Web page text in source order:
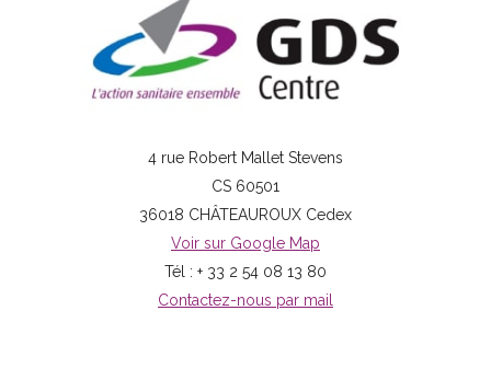
4 rue Robert Mallet Stevens
CS 60501
36018 CHÂTEAUROUX Cedex
Voir sur Google Map
Tél : + 33 2 54 08 13 80
Contactez-nous par mail